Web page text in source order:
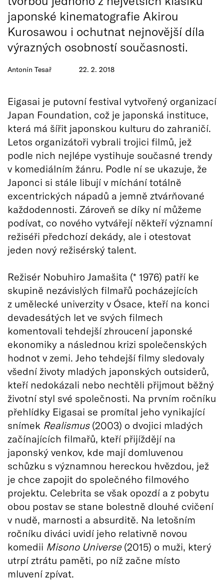
Antonín Tesař 22. 2. 2018
japonské kinematografie Akirou
Kurosawou i ochutnat nejnovější díla
výrazných osobností současnosti.
Eigasai je putovní festival vytvořený organizací
Japan Foundation, což je japonská instituce,
která má šířit japonskou kulturu do zahraničí.
Letos organizátoři vybrali trojici filmů, jež
podle nich nejlépe vystihuje současné trendy
v komediálním žánru. Podle ní se ukazuje, že
Japonci si stále libují v míchání totálně
excentrických nápadů a jemně ztvárňované
každodennosti. Zároveň se díky ní můžeme
podívat, co nového vytvářejí někteří významní
režiséři předchozí dekády, ale i otestovat
jeden nový režisérský talent.
Režisér Nobuhiro Jamašita (* 1976) patří ke
skupině nezávislých filmařů pocházejících
z umělecké univerzity v Ósace, kteří na konci
devadesátých let ve svých filmech
komentovali tehdejší zhroucení japonské
ekonomiky a následnou krizi společenských
hodnot v zemi. Jeho tehdejší filmy sledovaly
všední životy mladých japonských outsiderů,
kteří nedokázali nebo nechtěli přijmout běžný
životní styl své společnosti. Na prvním ročníku
přehlídky Eigasai se promítal jeho vynikající
snímek Realismus (2003) o dvojici mladých
začínajících filmařů, kteří přijíždějí na
japonský venkov, kde mají domluvenou
schůzku s významnou hereckou hvězdou, jež
je chce zapojit do společného filmového
projektu. Celebrita se však opozdí a z pobytu
obou postav se stane bolestně dlouhé cvičení
v nudě, marnosti a absurditě. Na letošním
ročníku diváci uvidí jeho relativně novou
komedii Misono Universe(2015) o muži, který
utrpí ztrátu paměti, po níž začne místo
mluvení zpívat.